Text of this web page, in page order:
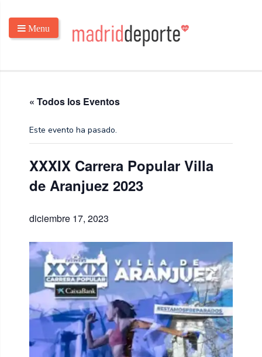
Menu
« Todos los Eventos
Este evento ha pasado.
XXXIX Carrera Popular Villa
de Aranjuez 2023
diciembre 17, 2023